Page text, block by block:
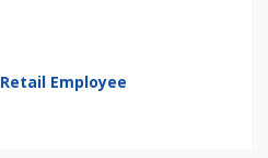
Retail Employee